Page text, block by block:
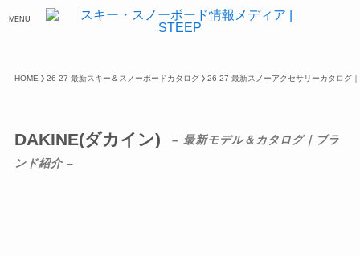
MENU
HOME 26-27 最新スキー＆スノーボードカタログ 26-27 最新スノーアクセサリーカタログ
DAKINE(ダカイン)
– 最新モデル＆カタログ｜ブラ
ンド紹介 –